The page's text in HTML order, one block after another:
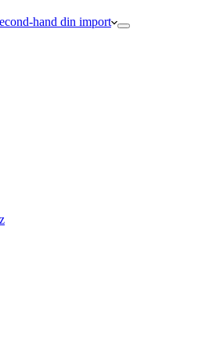
hand din import